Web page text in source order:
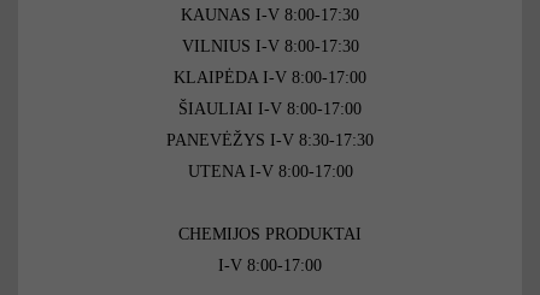
KAUNAS I-V 8:00-17:30
VILNIUS I-V 8:00-17:30
KLAIPĖDA I-V 8:00-17:00
ŠIAULIAI I-V 8:00-17:00
PANEVĖŽYS I-V 8:30-17:30
UTENA I-V 8:00-17:00
CHEMIJOS PRODUKTAI
I-V 8:00-17:00